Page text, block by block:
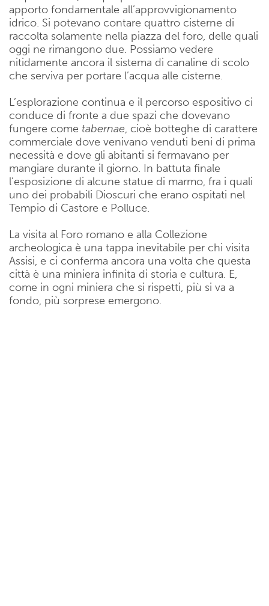
apporto fondamentale all’approvvigionamento
idrico. Si potevano contare quattro cisterne di
raccolta solamente nella piazza del foro, delle quali
oggi ne rimangono due. Possiamo vedere
nitidamente ancora il sistema di canaline di scolo
che serviva per portare l’acqua alle cisterne.
L’esplorazione continua e il percorso espositivo ci
conduce di fronte a due spazi che dovevano
fungere come tabernae, cioè botteghe di carattere
commerciale dove venivano venduti beni di prima
necessità e dove gli abitanti si fermavano per
mangiare durante il giorno. In battuta finale
l’esposizione di alcune statue di marmo, fra i quali
uno dei probabili Dioscuri che erano ospitati nel
Tempio di Castore e Polluce.
La visita al Foro romano e alla Collezione
archeologica è una tappa inevitabile per chi visita
Assisi, e ci conferma ancora una volta che questa
città è una miniera infinita di storia e cultura. E,
come in ogni miniera che si rispetti, più si va a
fondo, più sorprese emergono.